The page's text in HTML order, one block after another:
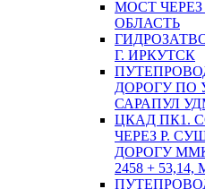
МОСТ
ОБЛАСТЬ
Г. ИРКУТСК
ДОРОГУ ПО
САРАПУЛ
ЦКАД ПК1.
ЧЕРЕЗ Р.
ДОРОГУ
2458 +